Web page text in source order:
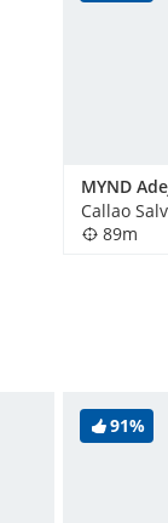
MYND
Callao
89m
91%